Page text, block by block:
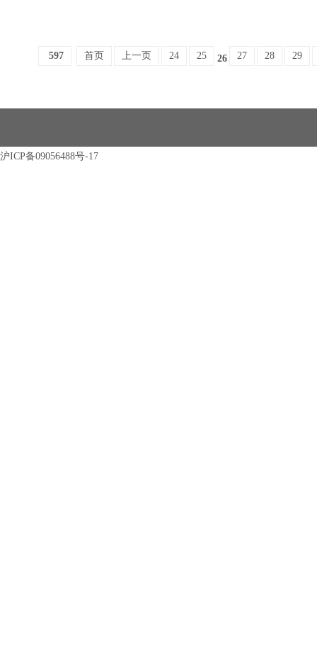
597 首页 上一页 24 25 26 27 28 29
沪ICP备09056488号-17